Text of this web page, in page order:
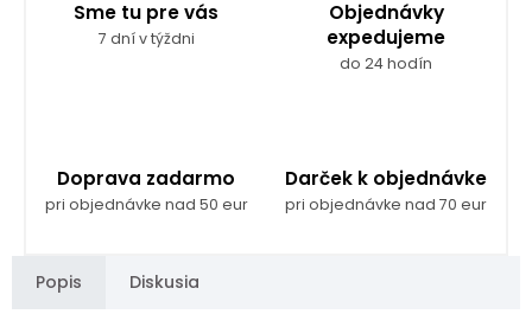
Sme tu pre vás
7 dní v týždni
Objednávky
expedujeme
do 24 hodín
Doprava zadarmo
pri objednávke nad 50 eur
Darček k objednávke
pri objednávke nad 70 eur
Popis Diskusia